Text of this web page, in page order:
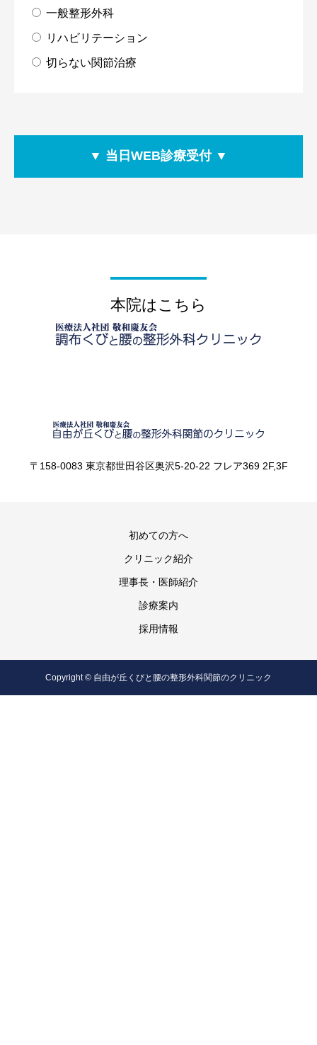
一般整形外科
リハビリテーション
切らない関節治療
本院はこちら
〒158-0083 東京都世田谷区奥沢5-20-22 フレア369 2F,3F
初めての方へ
クリニック紹介
理事長・医師紹介
診療案内
採用情報
Copyright © 自由が丘くびと腰の整形外科関節のクリニック